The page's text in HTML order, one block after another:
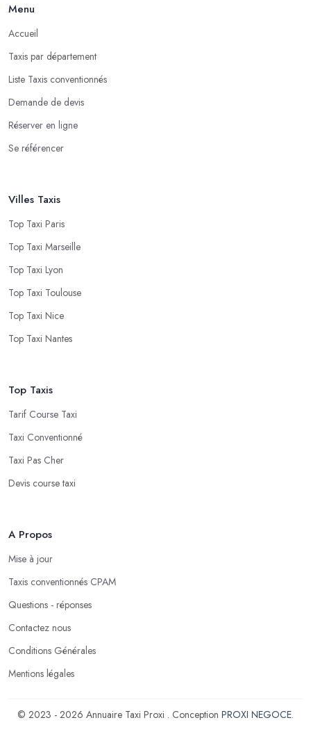
Menu
Accueil
Taxis par département
Liste Taxis conventionnés
Demande de devis
Réserver en ligne
Se référencer
Villes Taxis
Top Taxi Paris
Top Taxi Marseille
Top Taxi Lyon
Top Taxi Toulouse
Top Taxi Nice
Top Taxi Nantes
Top Taxis
Tarif Course Taxi
Taxi Conventionné
Taxi Pas Cher
Devis course taxi
A Propos
Mise à jour
Taxis conventionnés CPAM
Questions - réponses
Contactez nous
Conditions Générales
Mentions légales
© 2023 - 2026 Annuaire Taxi Proxi . Conception PROXI NEGOCE.